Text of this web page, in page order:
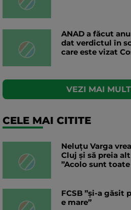
ANAD a făcut
dat verdictul în
care este vizat
VEZI MAI
CELE MAI CITITE
Neluțu Varga
Cluj și să preia
”Acolo sunt
FCSB ”și-a găsit
e mare”